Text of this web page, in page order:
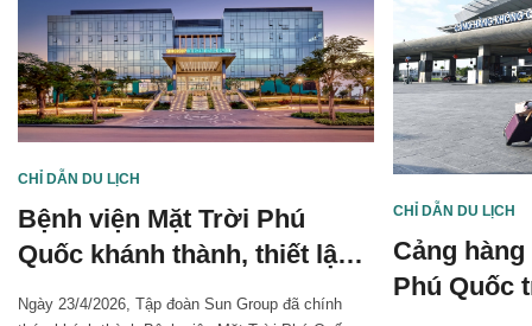
CHỈ DẪN DU LỊCH
Bệnh viện Mặt Trời Phú
Quốc khánh thành, thiết lập
Ngày 23/4/2026, Tập đoàn Sun Group đã chính
CHỈ DẪN DU LỊCH
Cảng
Phú Quốc